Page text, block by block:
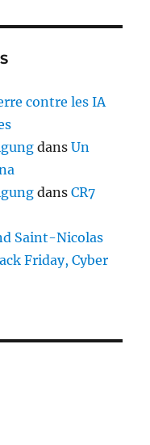
contre les IA
dansUn
dansCR7
Saint-Nicolas
Friday, Cyber